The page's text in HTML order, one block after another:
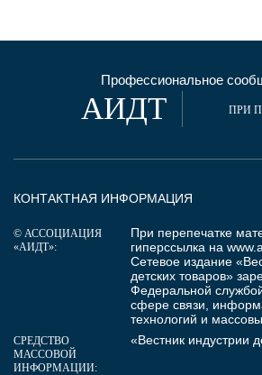
Профессиональное
АИДТ ПРИ
КОНТАКТНАЯ ИНФОРМАЦИЯ
© АССОЦИАЦИЯ
«АИДТ»:
При перепечатке
гиперссылка на
Сетевое издание
детских товаров»
Федеральной
сфере связи,
технологий и
СРЕДСТВО
МАССОВОЙ
ИНФОРМАЦИИ:
«Вестник индустрии